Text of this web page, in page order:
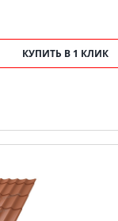
КУПИТЬ В 1 КЛИК